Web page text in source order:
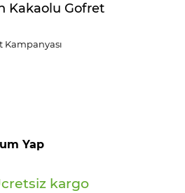
Kakaolu Gofret
Yap
kargo